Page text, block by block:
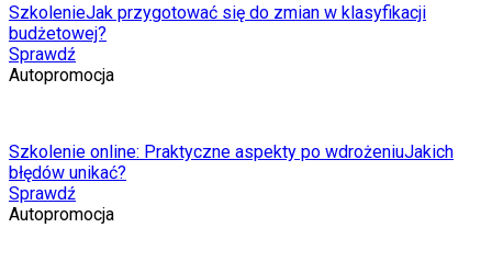
SzkolenieJak przygotować się do zmian w klasyfikacji
budżetowej?
Sprawdź
Autopromocja
Szkolenie online: Praktyczne aspekty po wdrożeniuJakich
błędów unikać?
Sprawdź
Autopromocja